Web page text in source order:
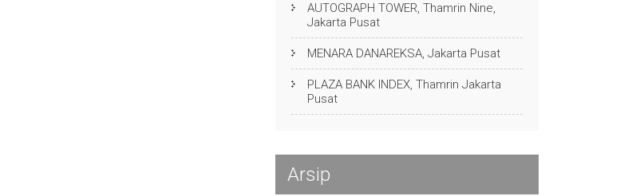
AUTOGRAPH TOWER, Thamrin Nine,
Jakarta Pusat
MENARA DANAREKSA, Jakarta Pusat
PLAZA BANK INDEX, Thamrin Jakarta
Pusat
Arsip